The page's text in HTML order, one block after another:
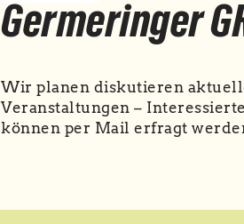
Germeringer
Wir planen diskutieren
Veranstaltungen –
können per Mail erfragt